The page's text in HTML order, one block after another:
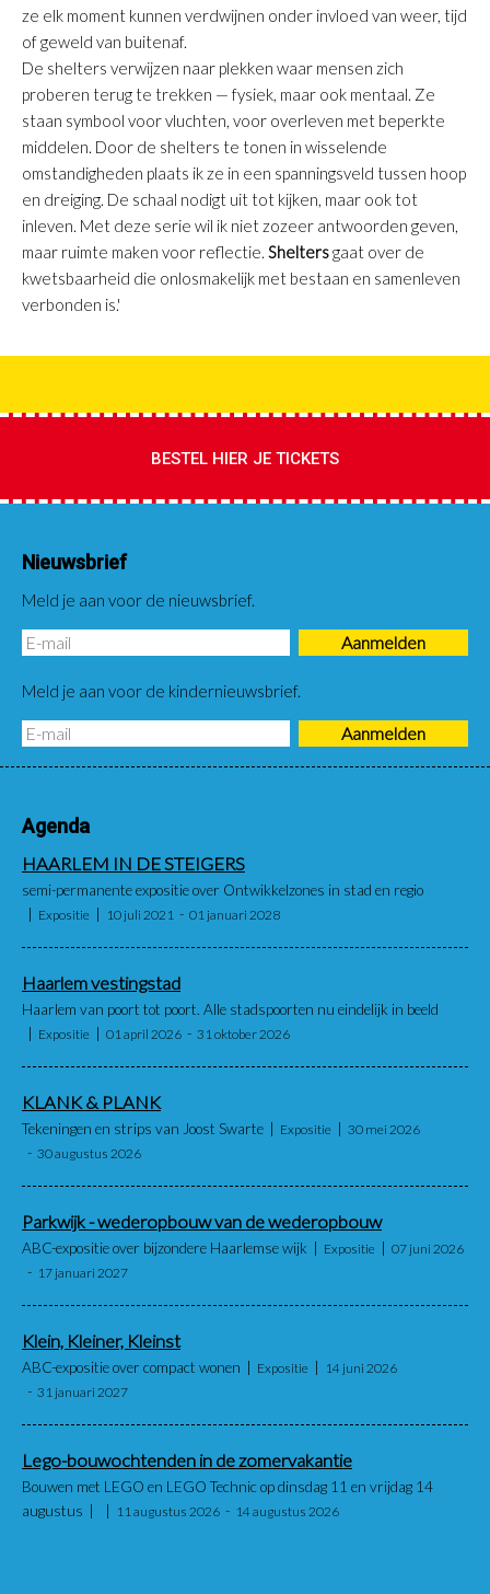
ze elk moment kunnen verdwijnen onder invloed van weer, tijd
of geweld van buitenaf.
De shelters verwijzen naar plekken waar mensen zich
proberen terug te trekken — fysiek, maar ook mentaal. Ze
staan symbool voor vluchten, voor overleven met beperkte
middelen. Door de shelters te tonen in wisselende
omstandigheden plaats ik ze in een spanningsveld tussen hoop
en dreiging. De schaal nodigt uit tot kijken, maar ook tot
inleven. Met deze serie wil ik niet zozeer antwoorden geven,
maar ruimte maken voor reflectie. Sheltersgaat over de
kwetsbaarheid die onlosmakelijk met bestaan en samenleven
verbonden is.'
BESTEL HIER JE TICKETS
Nieuwsbrief
Meld je aan voor de nieuwsbrief.
Meld je aan voor de kindernieuwsbrief.
Agenda
HAARLEM IN DE STEIGERS
semi-permanente expositie over Ontwikkelzones in stad en regio
Expositie 10 juli 2021 01 januari 2028
Haarlem vestingstad
Haarlem van poort tot poort. Alle stadspoorten nu eindelijk in beeld
Expositie 01 april 2026 31 oktober 2026
KLANK & PLANK
Tekeningen en strips van Joost Swarte Expositie
30 mei 2026
30 augustus 2026
Parkwijk - wederopbouw van de wederopbouw
ABC-expositie over bijzondere Haarlemse wijk Expositie
07 juni 2026
17 januari 2027
Klein, Kleiner, Kleinst
ABC-expositie over compact wonen Expositie
14 juni 2026
31 januari 2027
Lego-bouwochtenden in de zomervakantie
Bouwen met LEGO en LEGO Technic op dinsdag 11 en vrijdag 14
augustus
11 augustus 2026 14 augustus 2026